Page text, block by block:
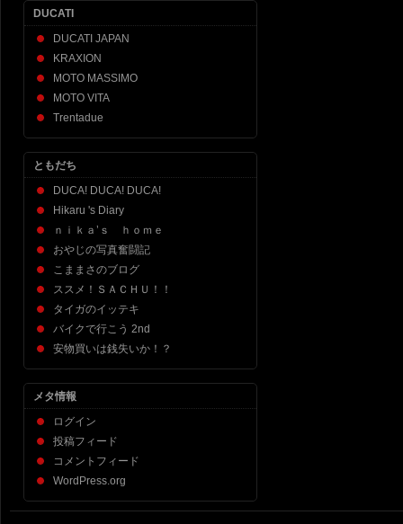
DUCATI
DUCATI JAPAN
KRAXION
MOTO MASSIMO
MOTO VITA
Trentadue
ともだち
DUCA! DUCA! DUCA!
Hikaru 's Diary
ｎｉｋａ’ｓ ｈｏｍｅ
おやじの写真奮闘記
こままさのブログ
ススメ！ＳＡＣＨＵ！！
タイガのイッテキ
バイクで行こう 2nd
安物買いは銭失いか！？
メタ情報
ログイン
投稿フィード
コメントフィード
WordPress.org